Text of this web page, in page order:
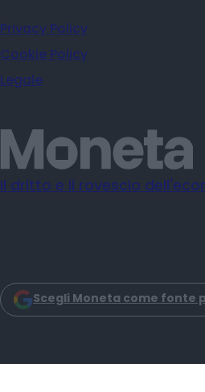
Privacy Policy
Cookie Policy
Legale
Il dritto e il rovescio
Scegli Moneta come fonte